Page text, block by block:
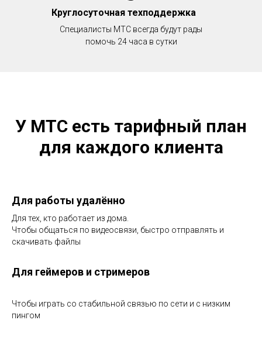
Круглосуточная техподдержка
Специалисты МТС всегда будут рады
помочь 24 часа в сутки
У МТС есть тарифный план
для каждого клиента
Для работы удалённо
Для тех, кто работает из дома.
Чтобы общаться по видеосвязи, быстро отправлять и
скачивать файлы
Для геймеров и стримеров
Чтобы играть со стабильной связью по сети и с низким
пингом